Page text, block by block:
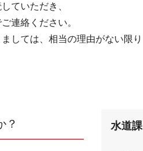
ていただき、
連絡ください。
しては、相当の理由がない限り
？ 水道課